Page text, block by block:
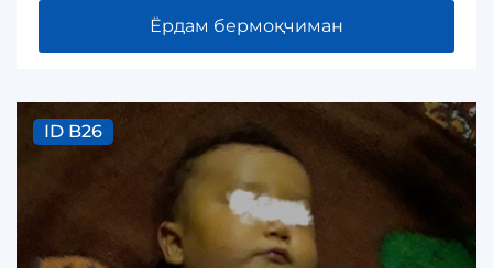
Ёрдам бермоқчиман
ID B26